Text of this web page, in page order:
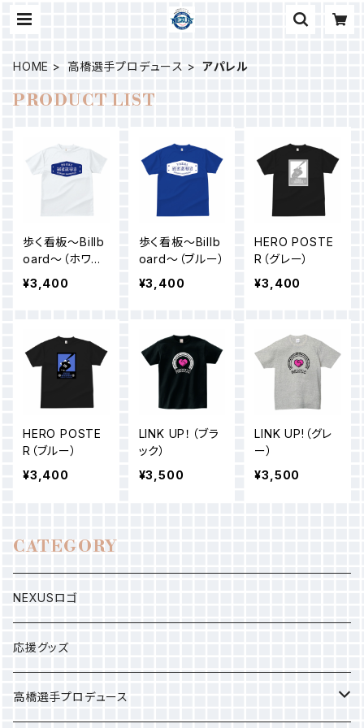
HOME 高橋選手プロデュース アパレル
PRODUCT LIST
歩く看板〜Billb
oard〜（ホワイ
ト）
¥3,400
歩く看板〜Billb
oard〜（ブルー）
¥3,400
HERO POSTE
R（グレー）
¥3,400
HERO POSTE
R（ブルー）
¥3,400
LINK UP！（ブラ
ック）
¥3,500
LINK UP!（グレ
ー）
¥3,500
CATEGORY
NEXUSロゴ
応援グッズ
高橋選手プロデュース